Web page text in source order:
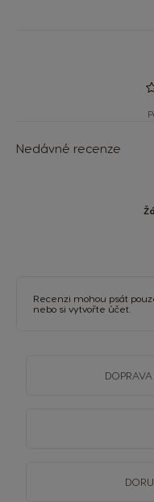
Nedávné recenze
Recenzi mohou psát
nebo si vytvořte účet
DOPRAVA